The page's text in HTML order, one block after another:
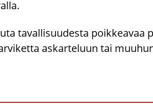
ta­val­li­suu­des­ta poik­kea­vaa
as­kar­te­luun tai